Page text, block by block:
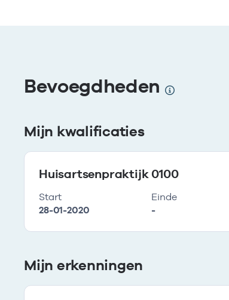
Bevoegdheden
Mijn kwalificaties
Huisartsenpraktijk 0100
Start
28-01-2020
Einde
-
Mijn erkenningen